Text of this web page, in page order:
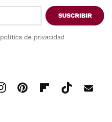
SUSCRIBIR
política de privacidad